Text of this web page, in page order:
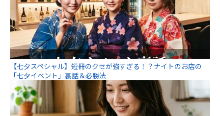
【七夕スペシャル】短冊のクセが強すぎる！？ナイトのお店の
「七夕イベント」裏話＆必勝法